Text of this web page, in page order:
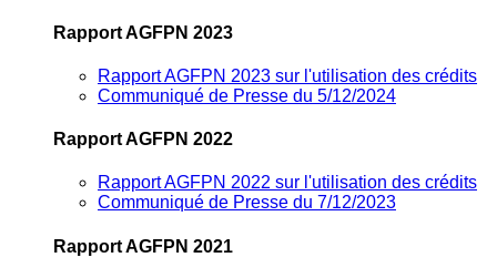
Rapport AGFPN 2023
Rapport AGFPN 2023 sur l'utilisation des crédits
Communiqué de Presse du 5/12/2024
Rapport AGFPN 2022
Rapport AGFPN 2022 sur l'utilisation des crédits
Communiqué de Presse du 7/12/2023
Rapport AGFPN 2021